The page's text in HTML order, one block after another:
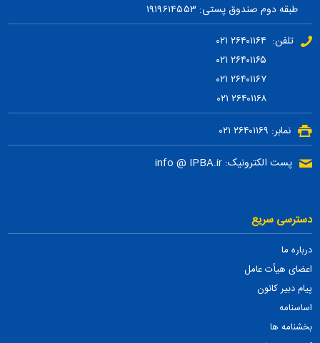
طبقه دوم صندوق پستی: ۱۹۱۹۶۱۴۵۵۳
تلفن: ۲۶۴۰۱۱۶۴ ۰۲۱
۲۶۴۰۱۱۶۷ ۰۲۱
۲۶۴۰۱۱۶۸ ۰۲۱
نمابر: ۲۶۴۰۱۱۶۹ ۰۲۱
پست الکترونیک: info @ IPBA.ir
دسترسی سریع
درباره ما
اعضای هیأت عامل
پیام دبیر کانون
اساسنامه
بخشنامه ها